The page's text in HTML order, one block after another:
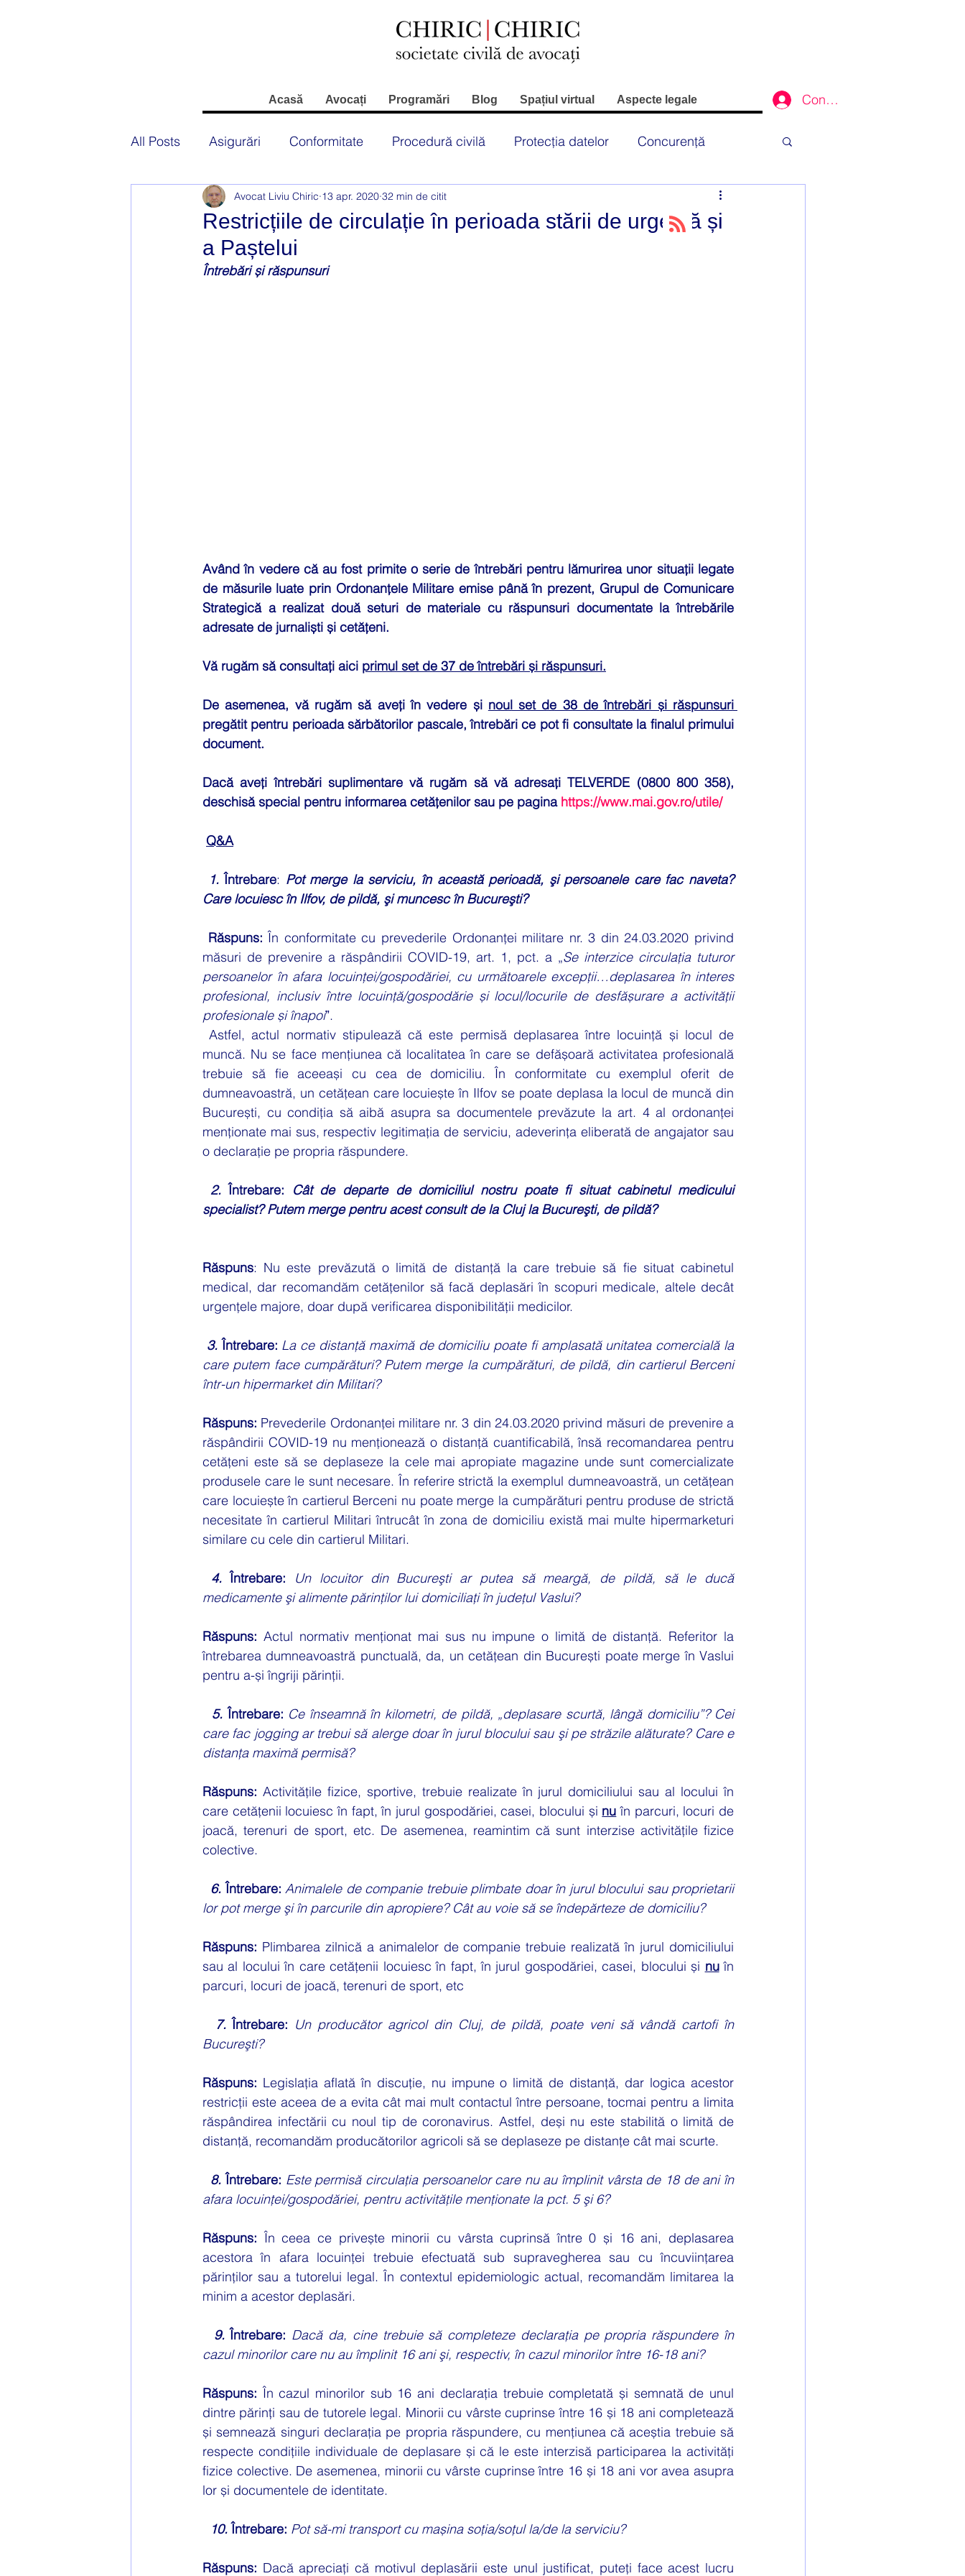
Acasă Avocați Programări Blog Spațiul virtual Aspecte legale Conectează-te
All Posts Asigurări Conformitate Procedură civilă Protecția datelor Concurență
Starea de urgență Regimul juridic înmatriculări
Circulația rutieră
Restricțiile de circulație în perioada stării de urgență și
a Paștelui
Avocat Liviu Chiric 13 apr. 2020 32 min de citit
Întrebări și răspunsuri
Având în vedere că au fost primite o serie de întrebări pentru lămurirea unor situații legate
de măsurile luate prin Ordonanțele Militare emise până în prezent, Grupul de Comunicare
Strategică a realizat două seturi de materiale cu răspunsuri documentate la întrebările
adresate de jurnaliști și cetățeni.
Vă rugăm să consultați aici primul set de 37 de întrebări și răspunsuri.
De asemenea, vă rugăm să aveți în vedere și
pregătit pentru perioada sărbătorilor pascale, întrebări ce pot fi consultate la finalul primului
document.
Dacă aveți întrebări suplimentare vă rugăm să vă adresați TELVERDE (0800 800 358),
deschisă special pentru informarea cetățenilor sau pe pagina https://www.mai.gov.ro/utile/
Q&A
1. Întrebare: Pot merge la serviciu, în această perioadă, şi persoanele care fac naveta?
Care locuiesc în Ilfov, de pildă, şi muncesc în Bucureşti?
Răspuns: În conformitate cu prevederile Ordonanței militare nr. 3 din 24.03.2020 privind
măsuri de prevenire a răspândirii COVID-19, art. 1, pct. a „Se interzice circulația tuturor
persoanelor în afara locuinței/gospodăriei, cu următoarele excepții…deplasarea în interes
profesional, inclusiv între locuință/gospodărie și locul/locurile de desfășurare a activității
profesionale și înapoiˮ.
Astfel, actul normativ stipulează că este permisă deplasarea între locuință și locul de
muncă. Nu se face mențiunea că localitatea în care se defășoară activitatea profesională
trebuie să fie aceeași cu cea de domiciliu. În conformitate cu exemplul oferit de
dumneavoastră, un cetățean care locuiește în Ilfov se poate deplasa la locul de muncă din
București, cu condiția să aibă asupra sa documentele prevăzute la art. 4 al ordonanței
menționate mai sus, respectiv legitimația de serviciu, adeverința eliberată de angajator sau
o declarație pe propria răspundere.
2. Întrebare: Cât de departe de domiciliul nostru poate fi situat cabinetul medicului
specialist? Putem merge pentru acest consult de la Cluj la Bucureşti, de pildă?
Răspuns: Nu este prevăzută o limită de distanță la care trebuie să fie situat cabinetul
medical, dar recomandăm cetățenilor să facă deplasări în scopuri medicale, altele decât
urgențele majore, doar după verificarea disponibilității medicilor.
3. Întrebare: La ce distanţă maximă de domiciliu poate fi amplasată unitatea comercială la
care putem face cumpărături? Putem merge la cumpărături, de pildă, din cartierul Berceni
într-un hipermarket din Militari?
Răspuns: Prevederile Ordonanței militare nr. 3 din 24.03.2020 privind măsuri de prevenire a
răspândirii COVID-19 nu menționează o distanță cuantificabilă, însă recomandarea pentru
cetățeni este să se deplaseze la cele mai apropiate magazine unde sunt comercializate
produsele care le sunt necesare. În referire strictă la exemplul dumneavoastră, un cetățean
care locuiește în cartierul Berceni nu poate merge la cumpărături pentru produse de strictă
necesitate în cartierul Militari întrucât în zona de domiciliu există mai multe hipermarketuri
similare cu cele din cartierul Militari.
4. Întrebare: Un locuitor din Bucureşti ar putea să meargă, de pildă, să le ducă
medicamente şi alimente părinţilor lui domiciliaţi în judeţul Vaslui?
Răspuns: Actul normativ menționat mai sus nu impune o limită de distanță. Referitor la
întrebarea dumneavoastră punctuală, da, un cetățean din București poate merge în Vaslui
pentru a-și îngriji părinții.
5. Întrebare: Ce înseamnă în kilometri, de pildă, „deplasare scurtă, lângă domiciliu”? Cei
care fac jogging ar trebui să alerge doar în jurul blocului sau şi pe străzile alăturate? Care e
distanţa maximă permisă?
Răspuns: Activitățile fizice, sportive, trebuie realizate în jurul domiciliului sau al locului în
care cetățenii locuiesc în fapt, în jurul gospodăriei, casei, blocului și nu în parcuri, locuri de
joacă, terenuri de sport, etc. De asemenea, reamintim că sunt interzise activitățile fizice
colective.
6. Întrebare: Animalele de companie trebuie plimbate doar în jurul blocului sau proprietarii
lor pot merge şi în parcurile din apropiere? Cât au voie să se îndepărteze de domiciliu?
Răspuns: Plimbarea zilnică a animalelor de companie trebuie realizată în jurul domiciliului
sau al locului în care cetățenii locuiesc în fapt, în jurul gospodăriei, casei, blocului și nu în
parcuri, locuri de joacă, terenuri de sport, etc
7. Întrebare: Un producător agricol din Cluj, de pildă, poate veni să vândă cartofi în
Bucureşti?
Răspuns: Legislația aflată în discuție, nu impune o limită de distanță, dar logica acestor
restricții este aceea de a evita cât mai mult contactul între persoane, tocmai pentru a limita
răspândirea infectării cu noul tip de coronavirus. Astfel, deși nu este stabilită o limită de
distanță, recomandăm producătorilor agricoli să se deplaseze pe distanțe cât mai scurte.
8. Întrebare: Este permisă circulația persoanelor care nu au împlinit vârsta de 18 de ani în
afara locuinței/gospodăriei, pentru activităţile menţionate la pct. 5 şi 6?
Răspuns: În ceea ce privește minorii cu vârsta cuprinsă între 0 și 16 ani, deplasarea
acestora în afara locuinței trebuie efectuată sub supravegherea sau cu încuviințarea
părinților sau a tutorelui legal. În contextul epidemiologic actual, recomandăm limitarea la
minim a acestor deplasări.
9. Întrebare: Dacă da, cine trebuie să completeze declaraţia pe propria răspundere în
cazul minorilor care nu au împlinit 16 ani şi, respectiv, în cazul minorilor între 16-18 ani?
Răspuns: În cazul minorilor sub 16 ani declarația trebuie completată și semnată de unul
dintre părinți sau de tutorele legal. Minorii cu vârste cuprinse între 16 și 18 ani completează
și semnează singuri declarația pe propria răspundere, cu mențiunea că aceștia trebuie să
respecte condițiile individuale de deplasare și că le este interzisă participarea la activități
fizice colective. De asemenea, minorii cu vârste cuprinse între 16 și 18 ani vor avea asupra
lor și documentele de identitate.
10. Întrebare: Pot să-mi transport cu mașina soția/soțul la/de la serviciu?
Răspuns: Dacă apreciați că motivul deplasării este unul justificat, puteți face acest lucru